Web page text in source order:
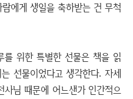
에게 생일을 축하받는 건 무척
를 위한 특별한 선물은 책을 읽
선물이었다고 생각한다. 자세
님 때문에 어느샌가 인간적으